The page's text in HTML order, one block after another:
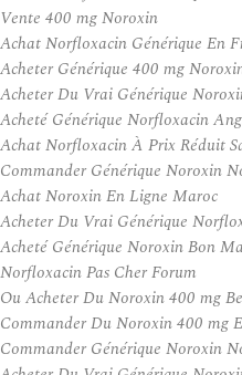
Vente 400 mg Noroxin
Achat Norfloxacin Générique En
Acheter Générique 400 mg
Acheter Du Vrai Générique
Acheté Générique Norfloxacin
Achat Norfloxacin À Prix Réduit
Commander Générique Noroxin
Achat Noroxin En Ligne Maroc
Acheter Du Vrai Générique
Acheté Générique Noroxin Bon
Norfloxacin Pas Cher Forum
Ou Acheter Du Noroxin 400 mg
Commander Du Noroxin 400 mg
Commander Générique Noroxin